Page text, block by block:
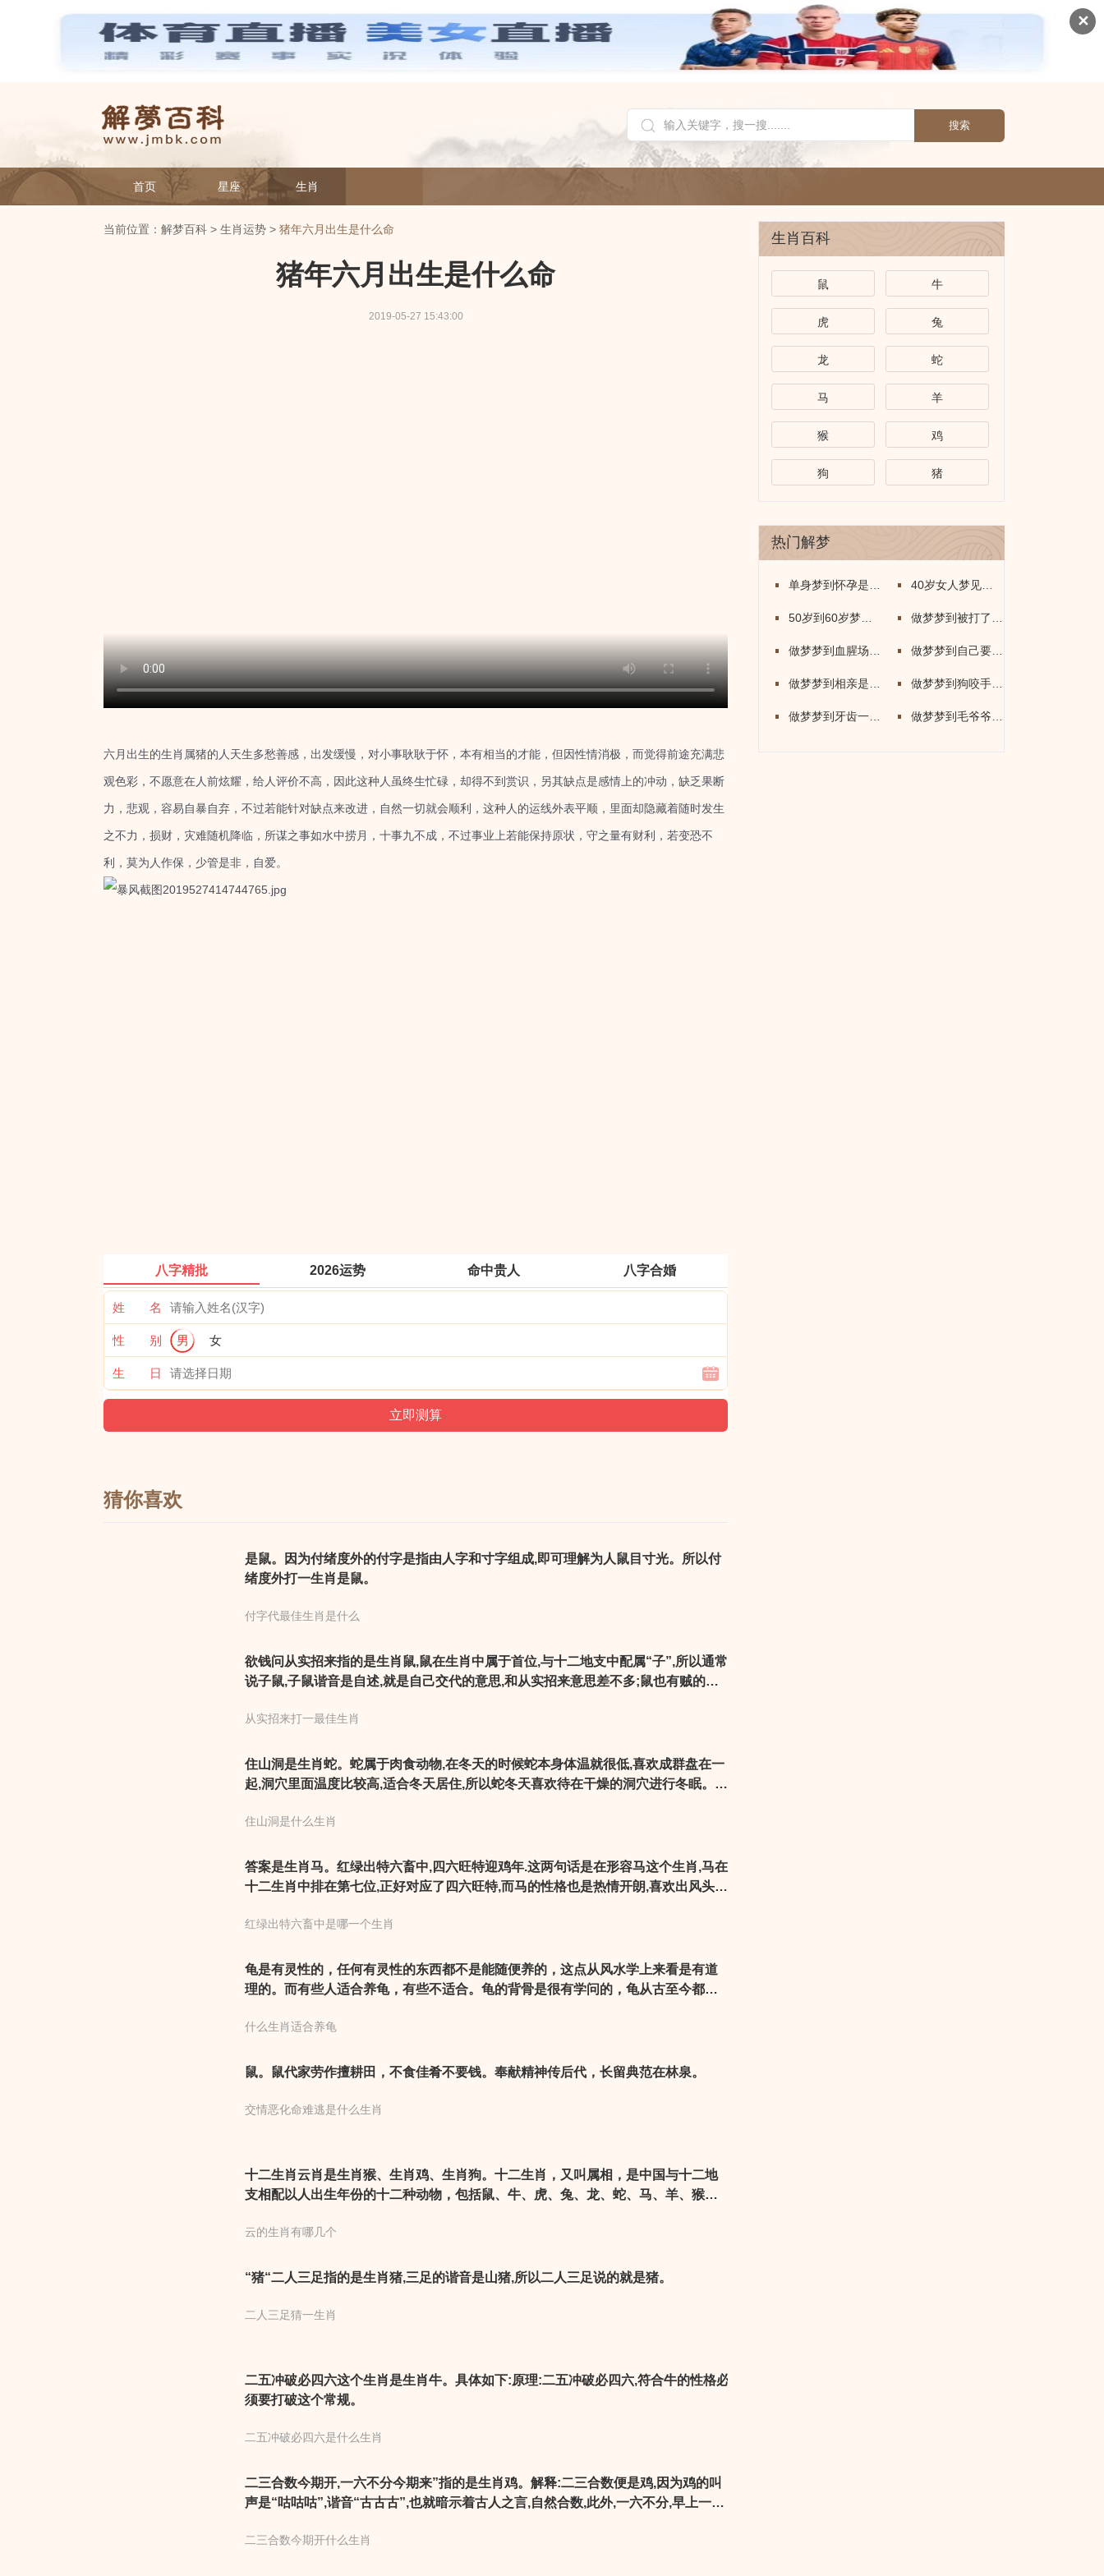
✕
搜索
首页 星座 生肖
当前位置： 解梦百科 > 生肖运势 > 猪年六月出生是什么命
猪年六月出生是什么命
2019-05-27 15:43:00
六月出生的生肖属猪的人天生多愁善感，出发缓慢，对小事耿耿于怀，本有相当的才能，但因性情消极，而觉得前途充满悲
观色彩，不愿意在人前炫耀，给人评价不高，因此这种人虽终生忙碌，却得不到赏识，另其缺点是感情上的冲动，缺乏果断
力，悲观，容易自暴自弃，不过若能针对缺点来改进，自然一切就会顺利，这种人的运线外表平顺，里面却隐藏着随时发生
之不力，损财，灾难随机降临，所谋之事如水中捞月，十事九不成，不过事业上若能保持原状，守之量有财利，若变恐不
利，莫为人作保，少管是非，自爱。
八字精批 2026运势 命中贵人 八字合婚
姓 名
性 别 男 女
生 日
猜你喜欢
是鼠。因为付绪度外的付字是指由人字和寸字组成,即可理解为人鼠目寸光。所以付
绪度外打一生肖是鼠。
付字代最佳生肖是什么
欲钱问从实招来指的是生肖鼠,鼠在生肖中属于首位,与十二地支中配属“子”,所以通常
说子鼠,子鼠谐音是自述,就是自己交代的意思,和从实招来意思差不多;鼠也有贼的意
从实招来打一最佳生肖
住山洞是生肖蛇。蛇属于肉食动物,在冬天的时候蛇本身体温就很低,喜欢成群盘在一
起,洞穴里面温度比较高,适合冬天居住,所以蛇冬天喜欢待在干燥的洞穴进行冬眠。因
住山洞是什么生肖
答案是生肖马。红绿出特六畜中,四六旺特迎鸡年.这两句话是在形容马这个生肖,马在
十二生肖中排在第七位,正好对应了四六旺特,而马的性格也是热情开朗,喜欢出风头,
红绿出特六畜中是哪一个生肖
龟是有灵性的，任何有灵性的东西都不是能随便养的，这点从风水学上来看是有道
理的。而有些人适合养龟，有些不适合。龟的背骨是很有学问的，龟从古至今都被
什么生肖适合养龟
鼠。鼠代家劳作擅耕田，不食佳肴不要钱。奉献精神传后代，长留典范在林泉。
交情恶化命难逃是什么生肖
十二生肖云肖是生肖猴、生肖鸡、生肖狗。十二生肖，又叫属相，是中国与十二地
支相配以人出生年份的十二种动物，包括鼠、牛、虎、兔、龙、蛇、马、羊、猴、
肖、雷肖、云肖、雨肖。十二生肖可分风肖、雷肖、云肖、雨肖。风肖：虎、龙、
云的生肖有哪几个
“猪“二人三足指的是生肖猪,三足的谐音是山猪,所以二人三足说的就是猪。
二人三足猜一生肖
二五冲破必四六这个生肖是生肖牛。具体如下:原理:二五冲破必四六,符合牛的性格必
须要打破这个常规。
二五冲破必四六是什么生肖
二三合数今期开,一六不分今期来”指的是生肖鸡。解释:二三合数便是鸡,因为鸡的叫
声是“咕咕咕”,谐音“古古古”,也就暗示着古人之言,自然合数,此外,一六不分,早上一点
而改变。
二三合数今期开什么生肖
生肖百科
鼠 牛
虎 兔
龙 蛇
马 羊
猴 鸡
狗 猪
热门解梦